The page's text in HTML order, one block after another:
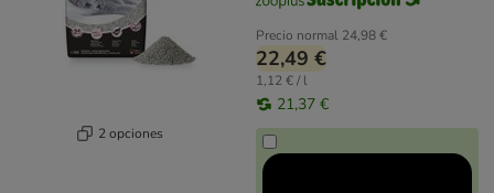
2 opciones
Precio normal 24,98 €
22,49 €
1,12 € / l
21,37 €